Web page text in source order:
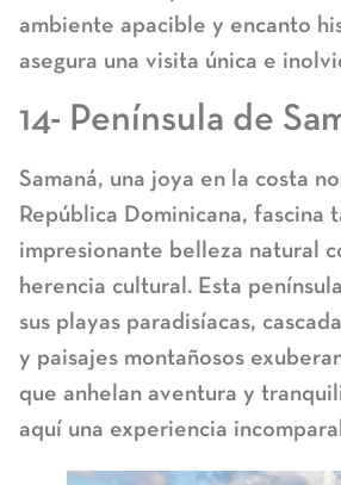
ambiente apacible y encanto
asegura una visita única e
14- Península de
Samaná, una joya en la costa
República Dominicana, fascina
impresionante belleza natural
herencia cultural. Esta
sus playas paradisíacas,
y paisajes montañosos
que anhelan aventura y
aquí una experiencia